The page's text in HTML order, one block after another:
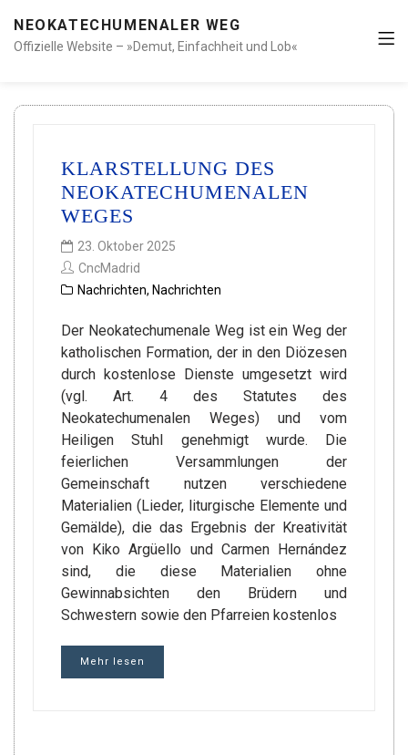
NEOKATECHUMENALER WEG
Offizielle Website – »Demut, Einfachheit und Lob«
KLARSTELLUNG DES
NEOKATECHUMENALEN
WEGES
23. Oktober 2025
CncMadrid
Nachrichten, Nachrichten
Der Neokatechumenale Weg ist ein Weg der
katholischen Formation, der in den Diözesen
durch kostenlose Dienste umgesetzt wird
(vgl. Art. 4 des Statutes des
Neokatechumenalen Weges) und vom
Heiligen Stuhl genehmigt wurde. Die
feierlichen Versammlungen der
Gemeinschaft nutzen verschiedene
Materialien (Lieder, liturgische Elemente und
Gemälde), die das Ergebnis der Kreativität
von Kiko Argüello und Carmen Hernández
sind, die diese Materialien ohne
Gewinnabsichten den Brüdern und
Schwestern sowie den Pfarreien kostenlos
Mehr lesen